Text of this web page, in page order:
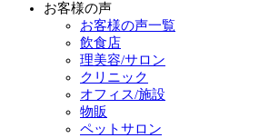
お客様の声
お客様の声一覧
飲食店
理美容/サロン
クリニック
オフィス/施設
物販
ペットサロン